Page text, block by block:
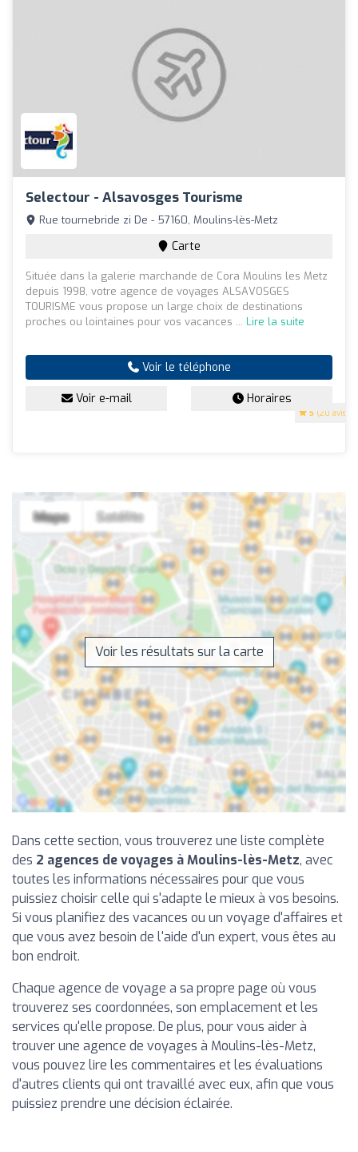
Selectour - Alsavosges Tourisme
5 (20 avis)
Rue tournebride zi De - 57160, Moulins-lès-Metz
Carte
Située dans la galerie marchande de Cora Moulins les Metz
depuis 1998, votre agence de voyages ALSAVOSGES
TOURISME vous propose un large choix de destinations
proches ou lointaines pour vos vacances ... Lire la suite
Voir le téléphone
Voir e-mail Horaires
Voir les résultats sur la carte
Dans cette section, vous trouverez une liste complète
des 2 agences de voyages à Moulins-lès-Metz, avec
toutes les informations nécessaires pour que vous
puissiez choisir celle qui s'adapte le mieux à vos besoins.
Si vous planifiez des vacances ou un voyage d'affaires et
que vous avez besoin de l'aide d'un expert, vous êtes au
bon endroit.
Chaque agence de voyage a sa propre page où vous
trouverez ses coordonnées, son emplacement et les
services qu'elle propose. De plus, pour vous aider à
trouver une agence de voyages à Moulins-lès-Metz,
vous pouvez lire les commentaires et les évaluations
d'autres clients qui ont travaillé avec eux, afin que vous
puissiez prendre une décision éclairée.